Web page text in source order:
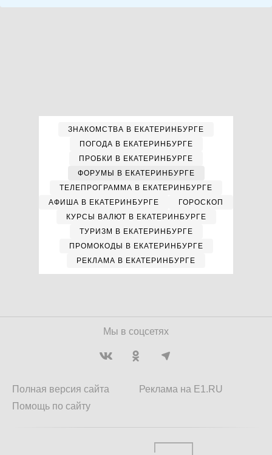
ЗНАКОМСТВА В ЕКАТЕРИНБУРГЕ
ПОГОДА В ЕКАТЕРИНБУРГЕ
ПРОБКИ В ЕКАТЕРИНБУРГЕ
ФОРУМЫ В ЕКАТЕРИНБУРГЕ
ТЕЛЕПРОГРАММА В ЕКАТЕРИНБУРГЕ
АФИША В ЕКАТЕРИНБУРГЕ
ГОРОСКОП
КУРСЫ ВАЛЮТ В ЕКАТЕРИНБУРГЕ
ТУРИЗМ В ЕКАТЕРИНБУРГЕ
ПРОМОКОДЫ В ЕКАТЕРИНБУРГЕ
РЕКЛАМА В ЕКАТЕРИНБУРГЕ
Мы в соцсетях
Полная версия сайта
Помощь по сайту
Реклама на E1.RU